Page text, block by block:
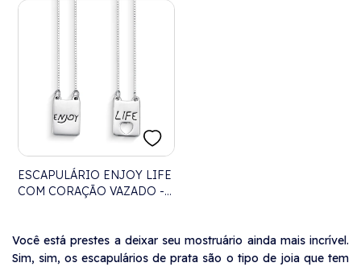
ESCAPULÁRIO ENJOY LIFE
COM CORAÇÃO VAZADO -
Você está prestes a deixar seu mostruário ainda mais incrível.
Sim, sim, os escapulários de prata são o tipo de joia que tem